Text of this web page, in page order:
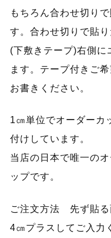
もちろん合わせ切り
す。合わせ切りで貼
(下敷きテープ)右側に
ます。テープ付きご
お書きください。
1㎝単位でオーダーカ
付けしています。
当店の日本で唯一の
ップです。
ご注文方法 先ず貼る
4㎝プラスしてご入力